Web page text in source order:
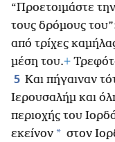
“Προετοιμάστε
τους δρόμους
από τρίχες
μέση του.+
5 Και πήγαιναν
Ιερουσαλήμ και
περιοχής του
εκείνον * στον